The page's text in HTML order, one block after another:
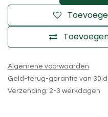
Algemene voorwaarden
Geld-terug-garantie van 30
Verzending: 2-3 werkdagen